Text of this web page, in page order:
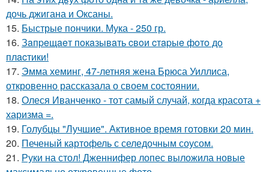
дочь джигана и Оксаны.
15. Быстрые пончики. Мука - 250 гр.
16. Зaпpeщaeт пoкaзывaть cвoи cтapыe фoтo дo
плacтики!
17. Эмма хеминг, 47-летняя жена Брюса Уиллиса,
откровенно рассказала о своем состоянии.
18. Олеся Иванченко - тот самый случай, когда красота +
харизма =.
19. Голубцы "Лучшие". Активное время готовки 20 мин.
20. Печеный картофель с селедочным соусом.
21. Руки на стол! Дженнифер лопес выложила новые